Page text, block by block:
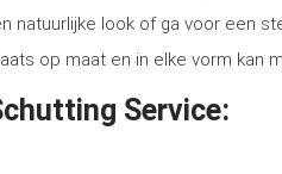
natuurlijke look of ga voor een
op maat en in elke vorm kan
Service: